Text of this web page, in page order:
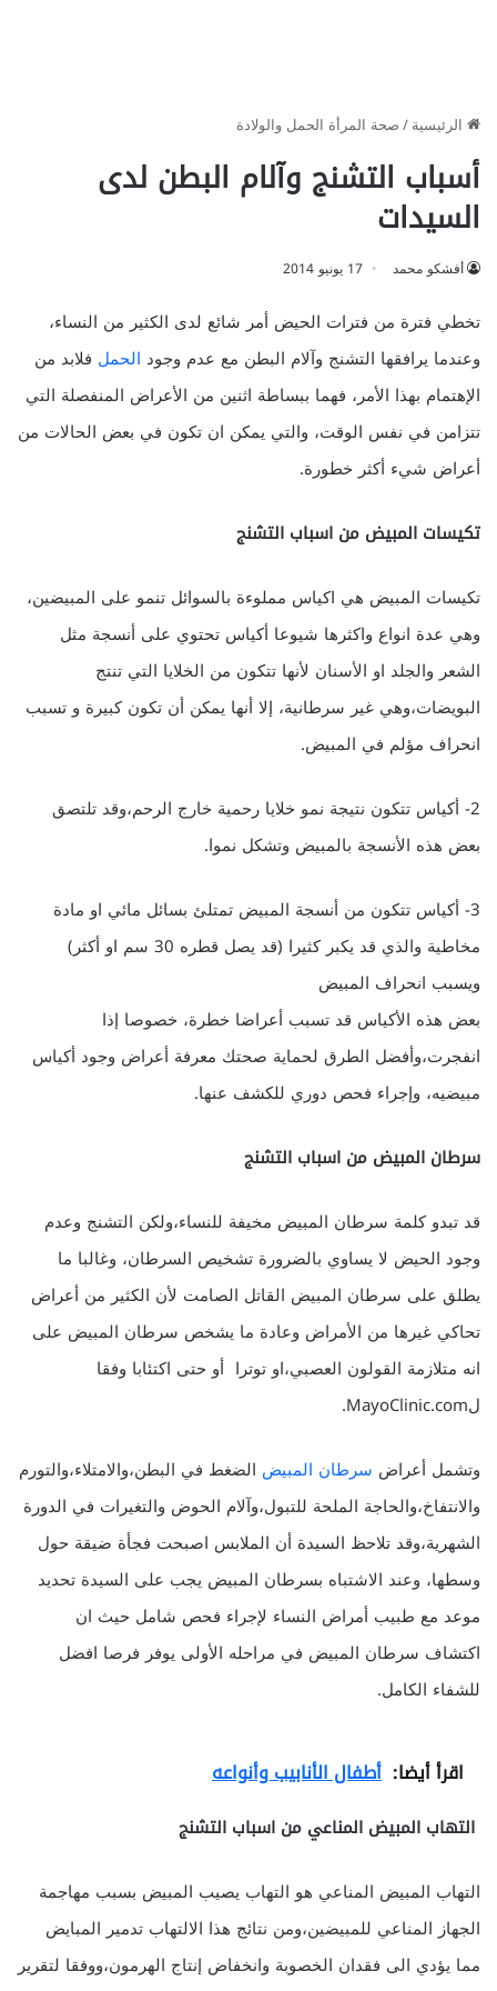
الرئيسية/صحة المرأة الحمل والولادة
أسباب التشنج وآلام البطن لدى
السيدات
أفشكو محمد 17 يونيو 2014
تخطي فترة من فترات الحيض أمر شائع لدى الكثير من النساء،
وعندما يرافقها التشنج وآلام البطن مع عدم وجود الحمل فلابد من
الإهتمام بهذا الأمر، فهما ببساطة اثنين من الأعراض المنفصلة التي
تتزامن في نفس الوقت، والتي يمكن ان تكون في بعض الحالات من
أعراض شيء أكثر خطورة.
تكيسات المبيض من اسباب التشنج
تكيسات المبيض هي اكياس مملوءة بالسوائل تنمو على المبيضين،
وهي عدة انواع واكثرها شيوعا أكياس تحتوي على أنسجة مثل
الشعر والجلد او الأسنان لأنها تتكون من الخلايا التي تنتج
البويضات،وهي غير سرطانية، إلا أنها يمكن أن تكون كبيرة و تسبب
انحراف مؤلم في المبيض.
2- أكياس تتكون نتيجة نمو خلايا رحمية خارج الرحم،وقد تلتصق
بعض هذه الأنسجة بالمبيض وتشكل نموا.
3- أكياس تتكون من أنسجة المبيض تمتلئ بسائل مائي او مادة
مخاطية والذي قد يكبر كثيرا (قد يصل قطره 30 سم او أكثر)
ويسبب انحراف المبيض
بعض هذه الأكياس قد تسبب أعراضا خطرة، خصوصا إذا
انفجرت،وأفضل الطرق لحماية صحتك معرفة أعراض وجود أكياس
مبيضيه، وإجراء فحص دوري للكشف عنها.
سرطان المبيض من اسباب التشنج
قد تبدو كلمة سرطان المبيض مخيفة للنساء،ولكن التشنج وعدم
وجود الحيض لا يساوي بالضرورة تشخيص السرطان، وغالبا ما
يطلق على سرطان المبيض القاتل الصامت لأن الكثير من أعراض
تحاكي غيرها من الأمراض وعادة ما يشخص سرطان المبيض على
انه متلازمة القولون العصبي،او توترا أو حتى اكتئابا وفقا
لMayoClinic.com.
وتشمل أعراض سرطان المبيض الضغط في البطن،والامتلاء،والتورم
والانتفاخ،والحاجة الملحة للتبول،وآلام الحوض والتغيرات في الدورة
الشهرية،وقد تلاحظ السيدة أن الملابس اصبحت فجأة ضيقة حول
وسطها، وعند الاشتباه بسرطان المبيض يجب على السيدة تحديد
موعد مع طبيب أمراض النساء لإجراء فحص شامل حيث ان
اكتشاف سرطان المبيض في مراحله الأولى يوفر فرصا افضل
للشفاء الكامل.
اقرأ أيضا: أطفال الأنابيب وأنواعه
التهاب المبيض المناعي من اسباب التشنج
التهاب المبيض المناعي هو التهاب يصيب المبيض بسبب مهاجمة
الجهاز المناعي للمبيضين،ومن نتائج هذا الالتهاب تدمير المبايض
مما يؤدي الى فقدان الخصوبة وانخفاض إنتاج الهرمون،ووفقا لتقرير